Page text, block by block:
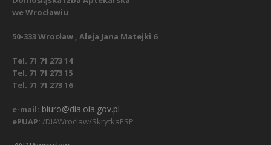
we Wrocławiu
50-333 Wrocław , Aleja Jana Matejki 6
Tel. 71 71 273 14
Tel. 71 71 273 15
Tel. 71 71 273 16
e-mail: biuro@dia.oia.gov.pl
ePUAP: /DIAWroclaw/SkrytkaESP